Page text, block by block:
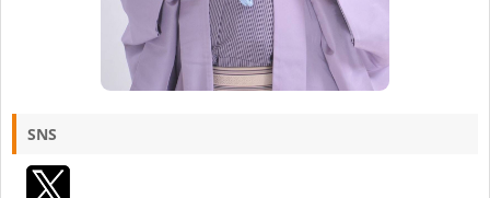
SNS